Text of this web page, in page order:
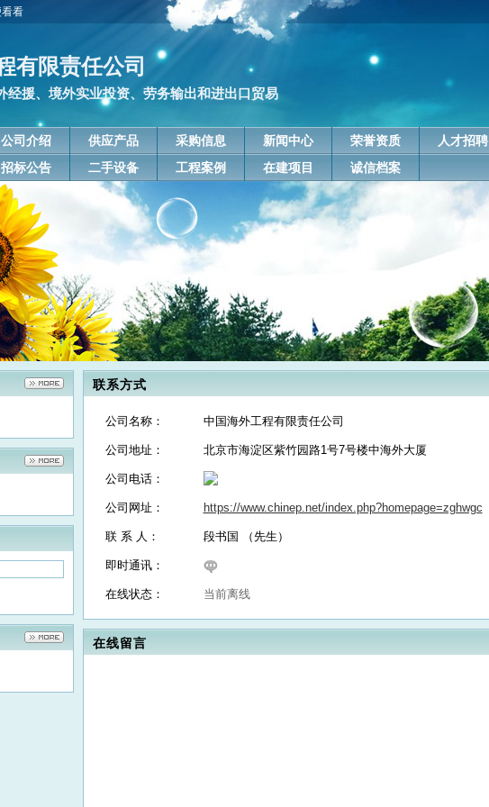
看看
有限责任公司
经援、境外实业投资、劳务输出和进出口贸易
公司介绍 供应产品 采购信息 新闻中心 荣誉资质 人才招聘
招标公告 二手设备 工程案例 在建项目 诚信档案
联系方式
公司名称： 中国海外工程有限责任公司
公司地址： 北京市海淀区紫竹园路1号7号楼中海外大厦
公司电话：
公司网址： https://www.chinep.net/index.php?homepage=zghwgc
联 系 人： 段书国 （先生）
即时通讯：
在线状态： 当前离线
在线留言